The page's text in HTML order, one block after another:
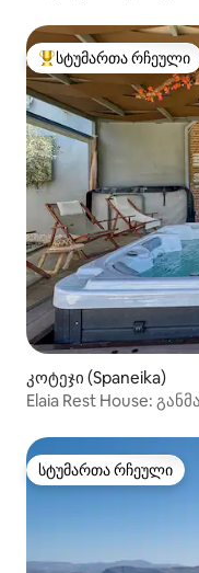
სტუმართა რჩეული
სტუმართა რჩეული
კოტეჯი (Spaneika)
Elaia Rest House:
სტუმართა რჩეული
სტუმართა რჩეული